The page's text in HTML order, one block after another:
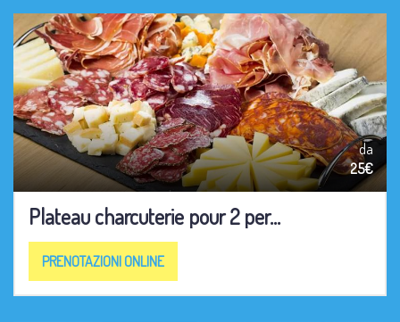
da
25€
Plateau charcuterie pour 2 per...
PRENOTAZIONI ONLINE